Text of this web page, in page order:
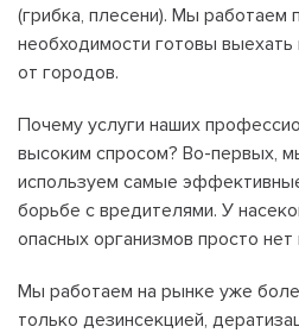
(грибка, плесени). Мы работаем
необходимости готовы
от городов.
Почему услуги наших
высоким спросом? Во-первых,
используем самые
борьбе с вредителями. У
опасных организмов просто
Мы работаем на рынке уже
только дезинсекцией,